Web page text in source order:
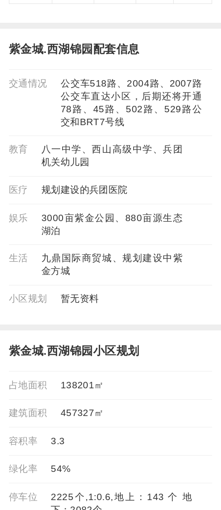
紫金城.西湖锦园配套信息
交通情况
公交车518路、2004路、2007路
公交车直达小区，后期还将开通
78路、45路、502路、529路公
交和BRT7号线
教育
八一中学、西山高级中学、兵团
机关幼儿园
医疗 规划建设的兵团医院
娱乐
3000亩紫金公园、880亩源生态
湖泊
生活
九鼎国际商贸城、规划建设中紫
金方城
小区规划 暂⽆资料
紫金城.西湖锦园小区规划
占地面积 138201㎡
建筑面积 457327㎡
容积率 3.3
绿化率 54%
停车位
2225个,1:0.6,地上：143 个 地